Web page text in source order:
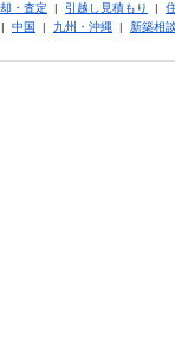
・査定 | 引越し見積もり |
| 中国 | 九州・沖縄 | 新築相